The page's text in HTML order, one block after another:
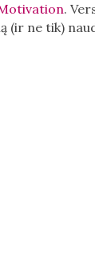
.
(ir ne tik)